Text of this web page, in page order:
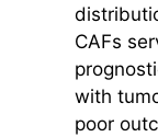
CAFs
with
poor